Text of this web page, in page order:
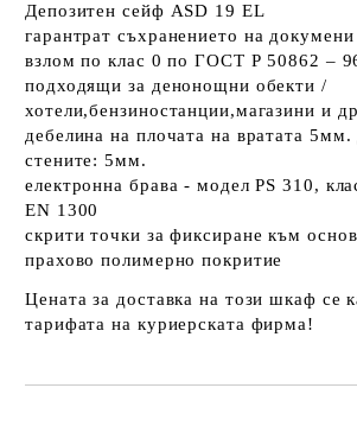
Депозитен сейф ASD 19 EL
гарантрат съхранението на
взлом по клас 0 по ГОСТ Р 50862 –
подходящи за денонощни обекти /
хотели,бензиностанции,магазини и
дебелина на плочата на вратата 5мм.
стените: 5мм.
електронна брава - модел PS 310,
EN 1300
скрити точки за фиксиране към
прахово полимерно покритие
Цената за доставка на този шкаф се
тарифата на куриерската фирма!